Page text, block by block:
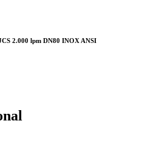
2.000 lpm DN80 INOX ANSI